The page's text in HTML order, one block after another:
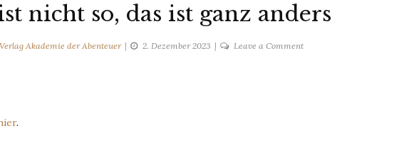
nicht so, das ist ganz anders
Verlag Akademie der Abenteuer 2. Dezember 2023 Leave a Commenton
.